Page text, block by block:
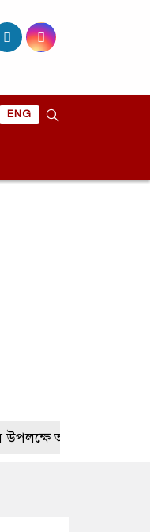
ENG
আলোচনা সভা